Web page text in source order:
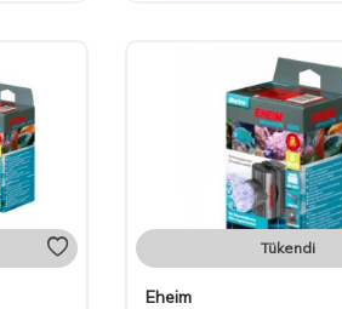
Tükendi
Eheim